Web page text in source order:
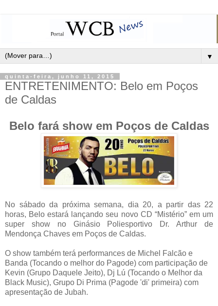
▼
quinta-feira, junho 11, 2015
ENTRETENIMENTO: Belo em Poços
de Caldas
Belo fará show em Poços de Caldas
No sábado da próxima semana, dia 20, a partir das 22
horas, Belo estará lançando seu novo CD “Mistério” em um
super show no Ginásio Poliesportivo Dr. Arthur de
Mendonça Chaves em Poços de Caldas.
O show também terá performances de Michel Falcão e
Banda (Tocando o melhor do Pagode) com participação de
Kevin (Grupo Daquele Jeito), Dj Lú (Tocando o Melhor da
Black Music), Grupo Di Prima (Pagode 'di' primeira) com
apresentação de Jubah.